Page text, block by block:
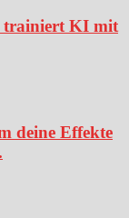
trainiert KI mit
deine Effekte